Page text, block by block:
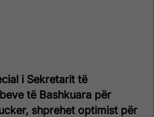
i Sekretarit të
të Bashkuara për
shprehet optimist për